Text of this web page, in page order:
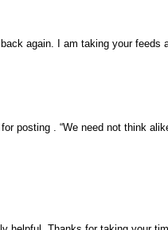
again. I am taking your feeds
posting . “We need not think